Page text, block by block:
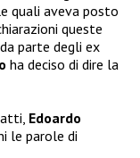
quali aveva posto
queste
parte degli ex
ha deciso di dire la
Edoardo
le parole di